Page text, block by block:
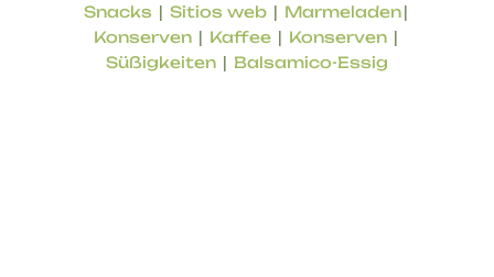
Snacks | Sitios web| Marmeladen|
Konserven| Kaffee| Konserven|
Süßigkeiten| Balsamico-Essig